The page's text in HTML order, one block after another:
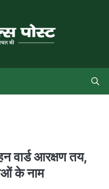
वार्ड आरक्षण तय,
के नाम